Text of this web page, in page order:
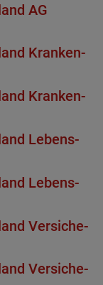
AG
Kran­ken­
Kran­ken­
Lebens­
Lebens­
Ver­si­che­
Ver­si­che­